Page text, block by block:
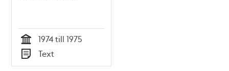
Tid
1974 till 1975
Typ
Text